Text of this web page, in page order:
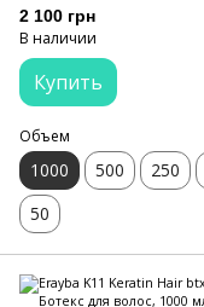
2 100 грн
В наличии
Купить
Объем
1000 500 250
50